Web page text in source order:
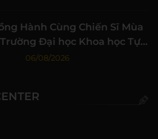
Hành Cùng Chiến Sĩ Mùa
Đại học Khoa học Tự
nhiên, ĐHQG-HCM
06/08/2026